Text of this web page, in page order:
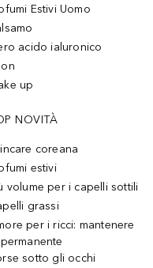
Estivi Uomo
acido ialuronico
up
NOVITÀ
coreana
estivi
volume per i capelli sottili
grassi
per i ricci: mantenere
permanente
sotto gli occhi